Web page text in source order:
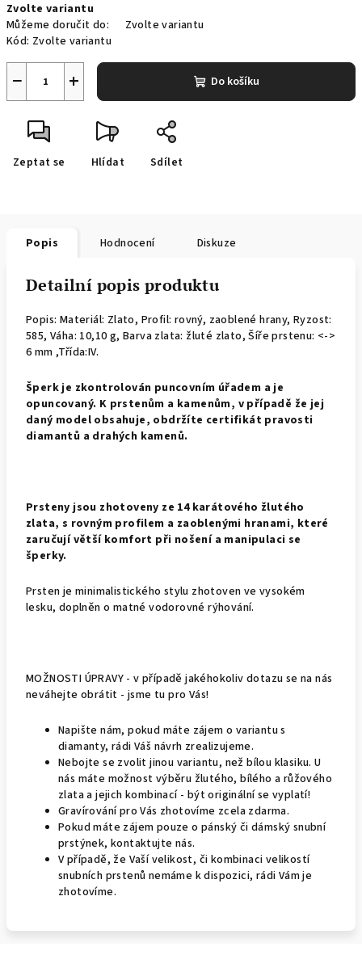
cena:
Zvolte variantu
Můžeme doručit do:
Zvolte variantu
Kód: Zvolte variantu
+
− Do košíku
Zeptat se Hlídat Sdílet
Popis Hodnocení Diskuze
Detailní popis produktu
Popis: Materiál: Zlato, Profil: rovný, zaoblené hrany, Ryzost:
585, Váha: 10,10 g, Barva zlata: žluté zlato, Šíře prstenu: <->
6 mm ,Třída:IV.
Šperk je zkontrolován puncovním úřadem a je
opuncovaný. K prstenům a kamenům, v případě že jej
daný model obsahuje, obdržíte certifikát pravosti
diamantů a drahých kamenů.
Prsteny jsou zhotoveny ze 14 karátového žlutého
zlata, s rovným profilem a zaoblenými hranami, které
zaručují větší komfort při nošení a manipulaci se
šperky.
Prsten je minimalistického stylu zhotoven ve vysokém
lesku, doplněn o matné vodorovné rýhování.
MOŽNOSTI ÚPRAVY - v případě jakéhokoliv dotazu se na nás
neváhejte obrátit - jsme tu pro Vás!
Napište nám, pokud máte zájem o variantu s
diamanty, rádi Váš návrh zrealizujeme.
Nebojte se zvolit jinou variantu, než bílou klasiku. U
nás máte možnost výběru žlutého, bílého a růžového
zlata a jejich kombinací - být originální se vyplatí!
Gravírování pro Vás zhotovíme zcela zdarma.
Pokud máte zájem pouze o pánský či dámský snubní
prstýnek, kontaktujte nás.
V případě, že Vaší velikost, či kombinaci velikostí
snubních prstenů nemáme k dispozici, rádi Vám je
zhotovíme.